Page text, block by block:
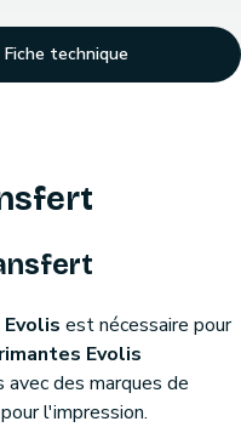
Fiche technique
est nécessaire pour
Evolis
avec des marques de
l'impression.